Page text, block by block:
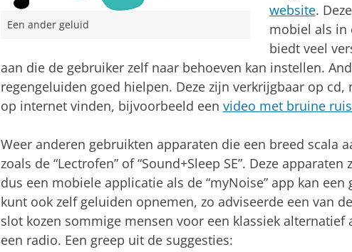
Een ander geluid
website.
mobiel als in
biedt veel
aan die de gebruiker zelf naar behoeven kan instellen.
regengeluiden goed hielpen. Deze zijn verkrijgbaar op cd,
op internet vinden, bijvoorbeeld een video met bruine
Weer anderen gebruikten apparaten die een breed scala
zoals de “Lectrofen” of “Sound+Sleep SE”. Deze
dus een mobiele applicatie als de “myNoise” app kan een
kunt ook zelf geluiden opnemen, zo adviseerde een van
slot kozen sommige mensen voor een klassiek alternatief
een radio. Een greep uit de suggesties: